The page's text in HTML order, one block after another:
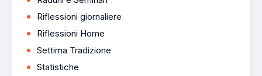
Riflessioni giornaliere
Riflessioni Home
Settima Tradizione
Statistiche